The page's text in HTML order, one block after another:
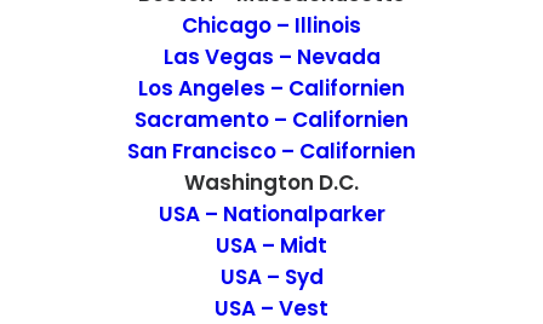
Chicago – Illinois
Las Vegas – Nevada
Los Angeles – Californien
Sacramento – Californien
San Francisco – Californien
Washington D.C.
USA – Nationalparker
USA – Midt
USA – Syd
USA – Vest
Maine hummer eller tag på dit livs sejltur
og se på hvaler.